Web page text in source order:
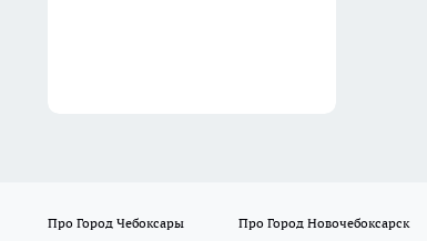
Про Город Чебоксары Про Город Новочебоксарск